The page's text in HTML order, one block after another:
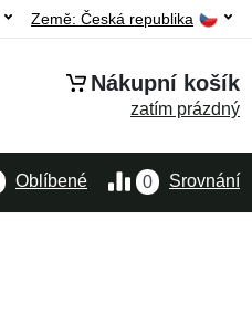
Země: Česká republika
Nákupní košík
zatím prázdný
0 Srovnání
Oblíbené